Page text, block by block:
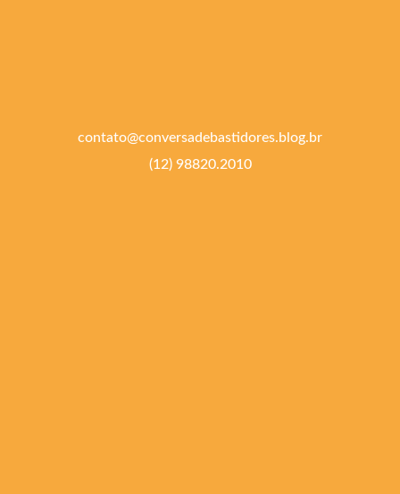
contato@conversadebastidores.blog.br
(12) 98820.2010